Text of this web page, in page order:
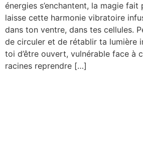
énergies s’enchantent, la magie
laisse cette harmonie vibratoire
dans ton ventre, dans tes cellules.
de circuler et de rétablir ta lumière
toi d’être ouvert, vulnérable face à
racines reprendre […]